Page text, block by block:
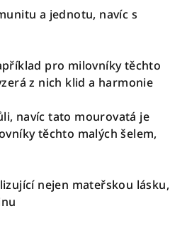
a jednotu, navíc s
pro milovníky těchto
z nich klid a harmonie
navíc tato mourovatá je
těchto malých šelem,
nejen mateřskou lásku,